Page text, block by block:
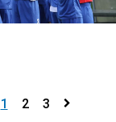
1 2 3